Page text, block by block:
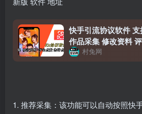
快手引流协议软件
作品采集 修改资料
村兔网
1. 推荐采集：该功能可以自动按照快